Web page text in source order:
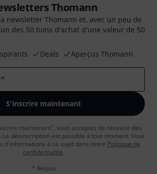
Thomann
newsletter Thomann et, avec un peu de
des 50 bons d'achat d'une valeur de 50
Deals Aperçus Thomann
*
S'inscrire maintenant
maintenant", vous acceptez de recevoir des
désinscription est possible à tout moment. Vous
d'informations à ce sujet dans notre Politique de
confidentialité.
* Requis